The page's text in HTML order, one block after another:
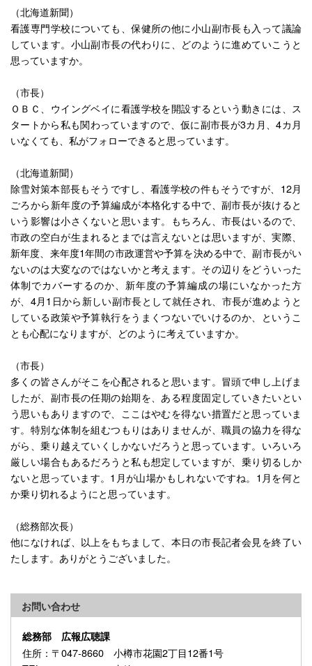
（北海道新聞）
看護専門学校についても、保健所の他に小山副市長も入って議論
しています。小山副市長の代わりに、どのように進めていこうと
思っていますか。
（市長）
ＯＢＣ、ウイングベイに看護学校を開設するという動きには、ス
タートから私も関わっていますので、仮に副市長が3カ月、4カ月
いなくても、私がフォローできると思っています。
（北海道新聞）
除雪対策本部長もそうですし、看護学校の件もそうですが、12月
ごろから新年度の予算編成が本格化する中で、副市長が抜けると
いう影響は小さくないと思います。もちろん、市長はいるので、
市政の空白が生まれるとまでは言えないとは思いますが、実際、
新年度、来年度1年間の市政運営や予算を決める中で、副市長がい
ないのは大変なのではないかと考えます。その辺りをどういった
体制でカバーするのか、新年度の予算編成の場にいなかった方
が、4月1日から新しい副市長として就任され、市長が進めようと
している政策や予算執行をうまくつないでいけるのか、というこ
とも心配になりますが、どのように考えていますか。
（市長）
多くの皆さんがそこを心配されると思います。冒頭で申し上げま
したが、副市長の任期の始期を、ある程度固定していきたいとい
う思いもありますので、ここはやむを得ない措置だと思っていま
す。特別な体制を組むつもりはありませんが、職員の協力を得な
がら、乗り越えていくしかないだろうと思っています。いろいろ
厳しい場合もあるだろうと私も想定していますが、乗り切るしか
ないと思っています。1月が山場かもしれないですね。1月を何と
か乗り切れるようにと思っています。
（総務部次長）
他になければ、以上をもちまして、本日の市長記者会見を終了い
たします。ありがとうございました。
お問い合わせ
総務部 広報広聴課
住所 ：〒047-8660 小樽市花園2丁目12番1号